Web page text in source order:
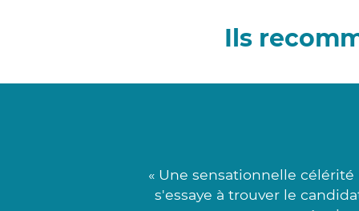
Ils
« Une sensationnelle
s'essaye à trouver le